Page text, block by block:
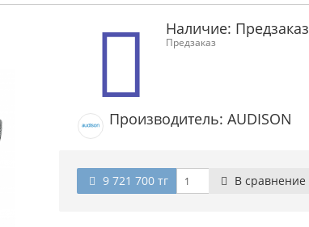
Наличие: Предзаказ
Предзаказ
Производитель: AUDISON
9 721 700 тг В сравнение